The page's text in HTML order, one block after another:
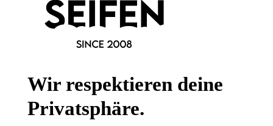
Informationen
Gesetzliche Informationen
FAQ
Wir respektieren deine
Privatsphäre.